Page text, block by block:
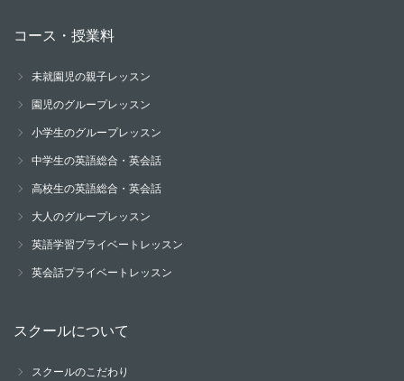
コース・授業料
未就園児の親子レッスン
園児のグループレッスン
小学生のグループレッスン
中学生の英語総合・英会話
高校生の英語総合・英会話
大人のグループレッスン
英語学習プライベートレッスン
英会話プライベートレッスン
スクールについて
スクールのこだわり